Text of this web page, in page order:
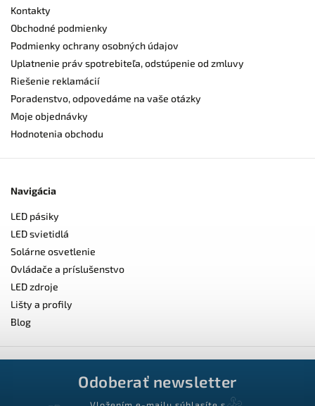
Kontakty
Obchodné podmienky
Podmienky ochrany osobných údajov
Uplatnenie práv spotrebiteľa, odstúpenie od zmluvy
Riešenie reklamácií
Poradenstvo, odpovedáme na vaše otázky
Moje objednávky
Hodnotenia obchodu
Navigácia
LED pásiky
LED svietidlá
Solárne osvetlenie
Ovládače a príslušenstvo
LED zdroje
Lišty a profily
Blog
Odoberať newsletter